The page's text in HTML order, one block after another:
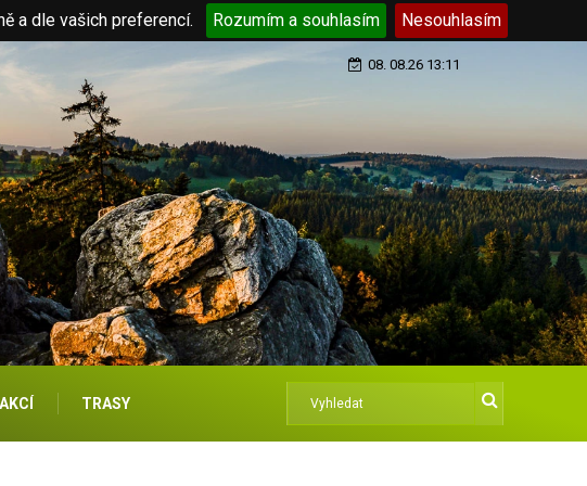
a dle vašich preferencí. Rozumím a souhlasím Nesouhlasím
08. 08.26 13:11
TRASY